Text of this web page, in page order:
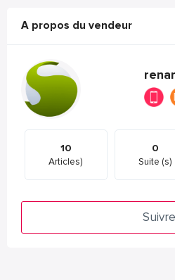
A propos du vendeur
10
Articles)
0
Suite (s)
Suivre